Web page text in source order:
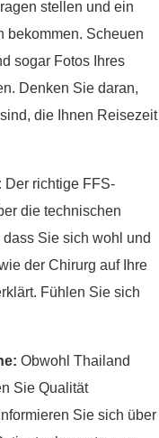
stellen und ein
bekommen. Scheuen
sogar Fotos Ihres
Denken Sie daran,
die Ihnen Reisezeit
Der richtige FFS-
die technischen
Sie sich wohl und
der Chirurg auf Ihre
Fühlen Sie sich
Obwohl Thailand
Sie Qualität
Sie sich über